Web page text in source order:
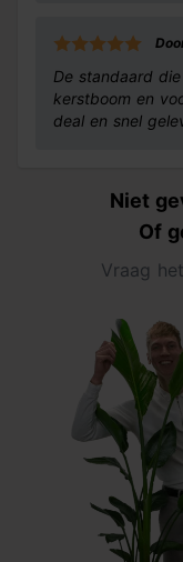
De standaard
kerstboom en
deal en snel
Niet
Of
Vraag